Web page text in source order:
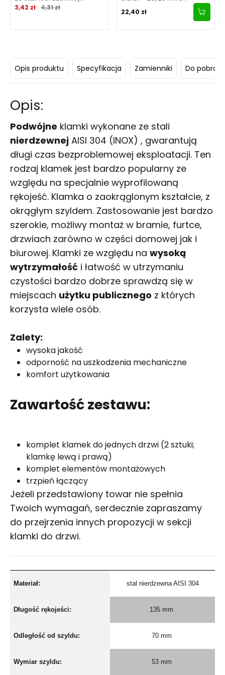
okrągły
Cena promocyjna
3,42 zł Normalna cena
4,31 zł
niklowana
22,40 zł
Opis produktu Specyfikacja Zamienniki Do
Opis:
Podwójne klamki wykonane ze stali
nierdzewnej AISI 304 (INOX) , gwarantują
długi czas bezproblemowej eksploatacji. Ten
rodzaj klamek jest bardzo popularny ze
względu na specjalnie wyprofilowaną
rękojeść. Klamka o zaokrąglonym kształcie, z
okrągłym szyldem. Zastosowanie jest bardzo
szerokie, możliwy montaż w bramie, furtce,
drzwiach zarówno w części domowej jak i
biurowej. Klamki ze względu na wysoką
wytrzymałość i łatwość w utrzymaniu
czystości bardzo dobrze sprawdzą się w
miejscach użytku publicznego z których
korzysta wiele osób.
Zalety:
wysoka jakość
odporność na uszkodzenia mechaniczne
komfort użytkowania
Zawartość zestawu:
komplet klamek do jednych drzwi (2 sztuki;
klamkę lewą i prawą)
komplet elementów montażowych
trzpień łączący
Jeżeli przedstawiony towar nie spełnia
Twoich wymagań, serdecznie zapraszamy
do przejrzenia innych propozycji w sekcji
klamki do drzwi.
Materiał: stal nierdzewna AISI 304
Długość rękojeści: 135 mm
Odległość od szyldu: 70 mm
Wymiar szyldu: 53 mm